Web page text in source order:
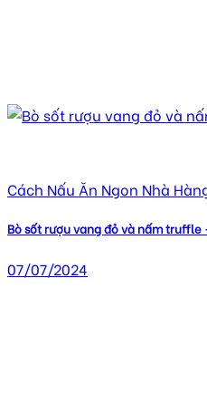
Cách Nấu Ăn Ngon Nhà
Bò sốt rượu vang đỏ và nấm truffle
07/07/2024